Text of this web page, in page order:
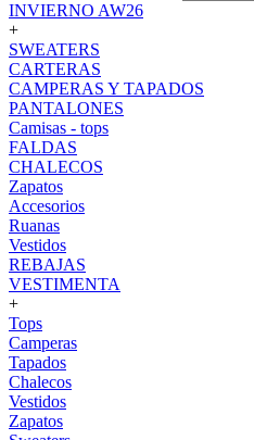
INVIERNO AW26
+
SWEATERS
CARTERAS
CAMPERAS Y TAPADOS
PANTALONES
Camisas - tops
FALDAS
CHALECOS
Zapatos
Accesorios
Ruanas
Vestidos
REBAJAS
VESTIMENTA
+
Tops
Camperas
Tapados
Chalecos
Vestidos
Zapatos